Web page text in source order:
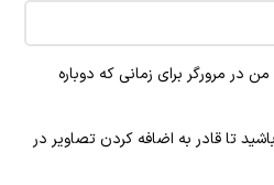
در مرورگر برای زمانی که دوباره
تا قادر به اضافه کردن تصاویر در